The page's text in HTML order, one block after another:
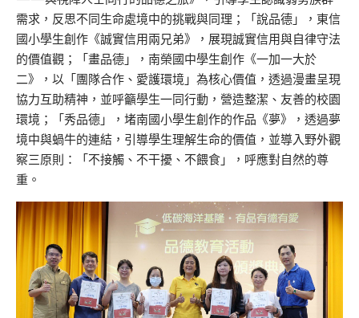
需求，反思不同生命處境中的挑戰與同理；「說品德」，東信
國小學生創作《誠實信用兩兄弟》，展現誠實信用與自律守法
的價值觀；「畫品德」，南榮國中學生創作《一加一大於
二》，以「團隊合作、愛護環境」為核心價值，透過漫畫呈現
協力互助精神，並呼籲學生一同行動，營造整潔、友善的校園
環境；「秀品德」，堵南國小學生創作的作品《夢》，透過夢
境中與蝸牛的連結，引導學生理解生命的價值，並導入野外觀
察三原則：「不接觸、不干擾、不餵食」，呼應對自然的尊
重。